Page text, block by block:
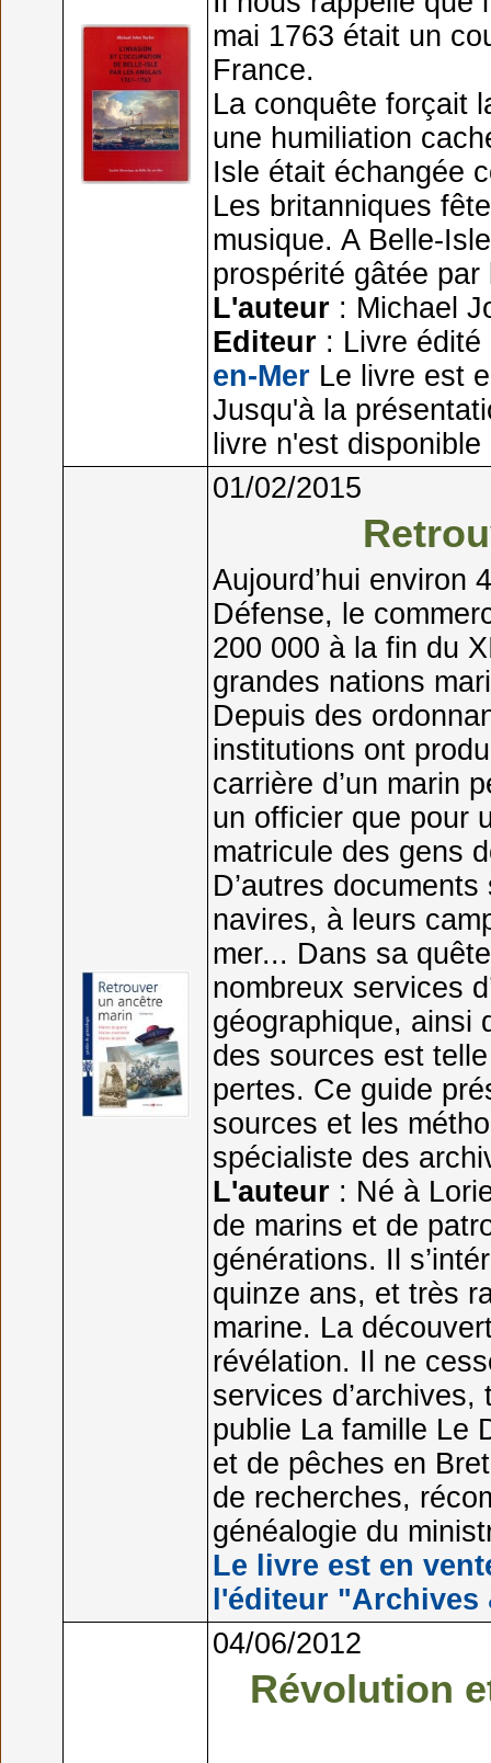
mai 1763 était un
France.
La conquête forçait
une humiliation
Isle était échangée
Les britanniques
musique. A Belle-
prospérité gâtée
L'auteur : Michael
Editeur : Livre
en-Mer Le livre est
Jusqu'à la
livre n'est
01/02/2015
Aujourd’hui environ
Défense, le
200 000 à la fin du
grandes nations
Depuis des
institutions ont
carrière d’un marin
un officier que pour
matricule des gens
D’autres
navires, à leurs
mer... Dans sa
nombreux services
géographique, ainsi
des sources est
pertes. Ce guide
sources et les
spécialiste des
L'auteur : Né à
de marins et de
générations. Il
quinze ans, et très
marine. La
révélation. Il ne
services
publie La famille Le
et de pêches en
de recherches,
généalogie du
Le livre est en
l'éditeur
04/06/2012
Révolution